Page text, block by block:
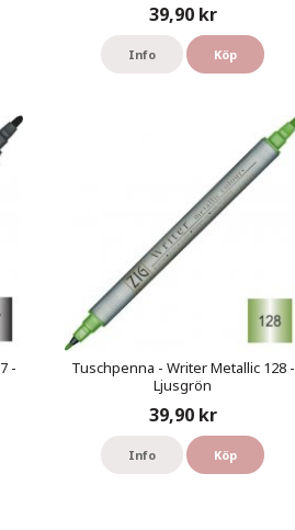
39,90 kr
Info Köp
-
Tuschpenna - Writer Metallic 128 -
Ljusgrön
39,90 kr
Info Köp